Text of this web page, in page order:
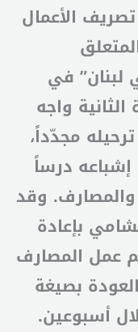
الأعمال
لبنان” في
واجه
مجدّداً،
درساً
والمصارف. وقد
بإعادة
عمل المصارف
بصيغة
أسبوعين.